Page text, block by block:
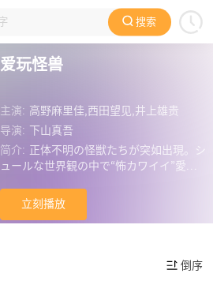
搜索
国产动漫
爱玩怪兽
主演: 高野麻里佳,西田望见,井上雄贵
导演: 下山真吾
简介: 正体不明の怪獣たちが突如出現。シ
ュールな世界観の中で“怖カワイイ”愛玩
れ回る。玩具のような外見の彼らは、見
た目も行動もそのすべてが人間の想定
立刻播放
倒序